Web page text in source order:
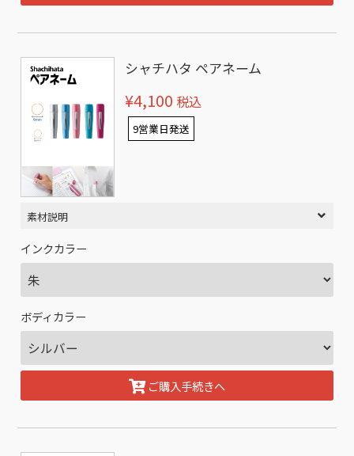
シャチハタ ペアネーム
¥4,100 税込
9営業日発送
素材説明
インクカラー
ボディカラー
ご購入手続きへ